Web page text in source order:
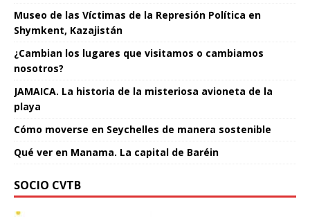
Museo de las Víctimas de la Represión Política en
Shymkent, Kazajistán
¿Cambian los lugares que visitamos o cambiamos
nosotros?
JAMAICA. La historia de la misteriosa avioneta de la
playa
Cómo moverse en Seychelles de manera sostenible
Qué ver en Manama. La capital de Baréin
SOCIO CVTB